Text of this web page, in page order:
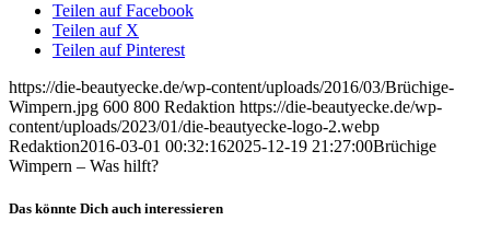
Teilen auf Facebook
Teilen auf X
Teilen auf Pinterest
https://die-beautyecke.de/wp-content/uploads/2016/03/Brüchige-
Wimpern.jpg 600 800 Redaktion https://die-beautyecke.de/wp-
content/uploads/2023/01/die-beautyecke-logo-2.webp
Redaktion2016-03-01 00:32:162025-12-19 21:27:00Brüchige
Wimpern – Was hilft?
Das könnte Dich auch interessieren